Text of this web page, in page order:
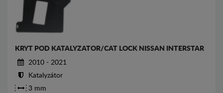
KRYT POD KATALYZATOR/CAT LOCK NISSAN INTERSTAR
2010 - 2021
Katalyzátor
3 mm